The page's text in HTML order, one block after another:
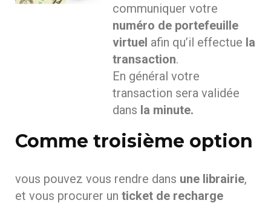
communiquer votre
numéro de portefeuille
virtuel afin qu’il effectue la
transaction.
En général votre
transaction sera validée
dans la minute.
Comme troisième option
vous pouvez vous rendre dans une librairie,
et vous procurer un ticket de recharge